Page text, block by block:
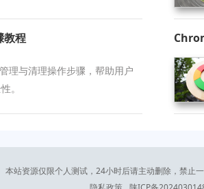
教程
理与清理操作步骤，帮助用户
。
本站资源仅限个人测试，24小时后请主动删除，禁止